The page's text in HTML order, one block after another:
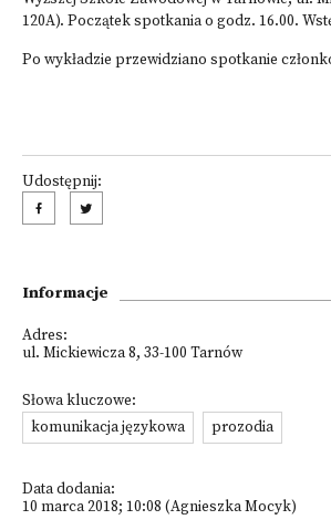
120A). Początek spotkaniao godz. 16.00.
Po wykładzie przewidziano spotkanie
Udostępnij:
Informacje
Adres:
ul. Mickiewicza 8, 33-100 Tarnów
Słowa kluczowe:
komunikacja językowa
prozodia
Data dodania:
10 marca 2018; 10:08 (Agnieszka Mocyk)